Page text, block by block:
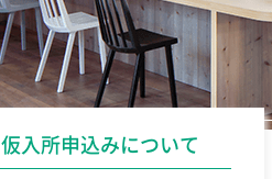
仮入所申込みについて